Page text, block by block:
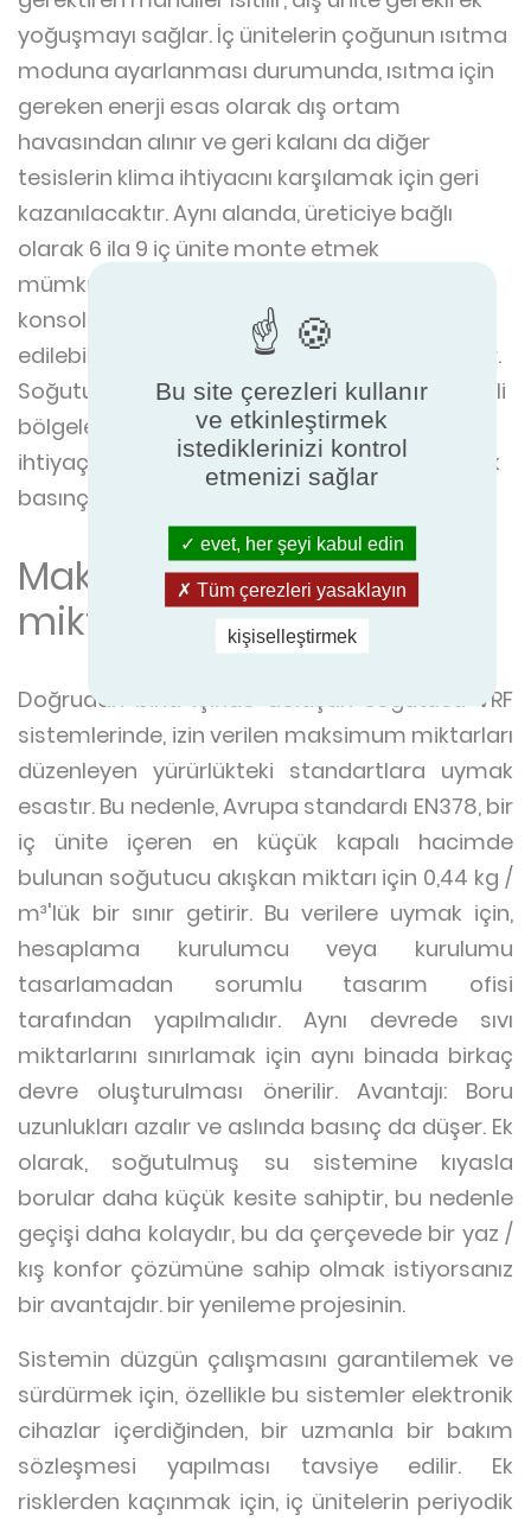
yoğuşmayı sağlar. İç ünitelerin çoğunun ısıtma
moduna ayarlanması durumunda, ısıtma için
gereken enerji esas olarak dış ortam
havasından alınır ve geri kalanı da diğer
tesislerin klima ihtiyacını karşılamak için geri
kazanılacaktır. Aynı alanda, üreticiye bağlı
olarak 6 ila 9 iç ünite monte etmek
mümkündür. Duvara monte edilebilirler,
konsola monte edilebilirler, tavana monte
edilebilirler veya bir hava ağına bağlanabilirler.
Soğutucu, bir dağıtım kutusu aracılığıyla çeşitli
bölgelere dağıtılır: iç ünitelere, termal
ihtiyaçlara ve ayarlanan sıcaklığa göre yüksek
basınçlı buhar (HP) veya sıvı sağlar.
Maksimum sıvı
miktarlarını gözlemleyin
Doğrudan bina içinde dolaşan soğutucu VRF
sistemlerinde, izin verilen maksimum miktarları
düzenleyen yürürlükteki standartlara uymak
esastır. Bu nedenle, Avrupa standardı EN378, bir
iç ünite içeren en küçük kapalı hacimde
bulunan soğutucu akışkan miktarı için 0,44 kg /
m³'lük bir sınır getirir. Bu verilere uymak için,
hesaplama kurulumcu veya kurulumu
tasarlamadan sorumlu tasarım ofisi
tarafından yapılmalıdır. Aynı devrede sıvı
miktarlarını sınırlamak için aynı binada birkaç
devre oluşturulması önerilir. Avantajı: Boru
uzunlukları azalır ve aslında basınç da düşer. Ek
olarak, soğutulmuş su sistemine kıyasla
borular daha küçük kesite sahiptir, bu nedenle
geçişi daha kolaydır, bu da çerçevede bir yaz /
kış konfor çözümüne sahip olmak istiyorsanız
bir avantajdır. bir yenileme projesinin.
Sistemin düzgün çalışmasını garantilemek ve
sürdürmek için, özellikle bu sistemler elektronik
cihazlar içerdiğinden, bir uzmanla bir bakım
sözleşmesi yapılması tavsiye edilir. Ek
risklerden kaçınmak için, iç ünitelerin periyodik
Bu site çerezleri kullanır
ve etkinleştirmek
istediklerinizi kontrol
etmenizi sağlar
evet, her şeyi kabul edin
Tüm çerezleri yasaklayın
kişiselleştirmek